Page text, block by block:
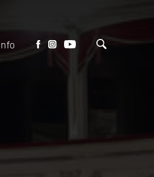
Dove Parcheggiare